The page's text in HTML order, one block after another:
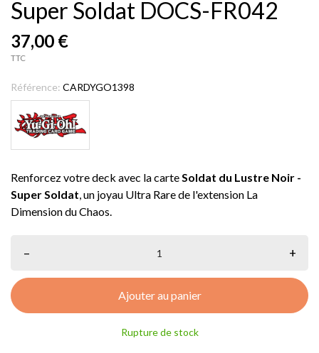
Super Soldat DOCS-FR042
37,00 €
TTC
Référence: CARDYGO1398
Renforcez votre deck avec la carteSoldat du Lustre Noir -
Super Soldat, un joyau Ultra Rare de l'extension La
Dimension du Chaos.
– +
Ajouter au panier
Rupture de stock